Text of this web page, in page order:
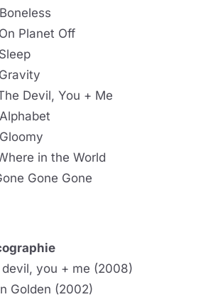
Planet Off
Devil, You + Me
in the World
Gone Gone
you + me (2008)
Golden (2002)